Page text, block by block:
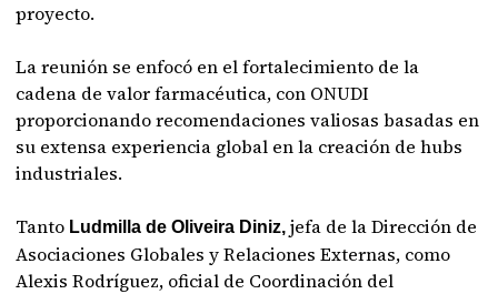
proyecto.
La reunión se enfocó en el fortalecimiento de la
cadena de valor farmacéutica, con ONUDI
proporcionando recomendaciones valiosas basadas en
su extensa experiencia global en la creación de hubs
industriales.
Tanto Ludmilla de Oliveira Diniz, jefa de la Dirección de
Asociaciones Globales y Relaciones Externas, como
Alexis Rodríguez, oficial de Coordinación del